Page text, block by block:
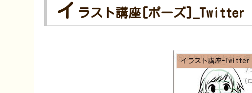
イ ラスト講座[ポーズ]_Twitter
イラスト講座-Twitter